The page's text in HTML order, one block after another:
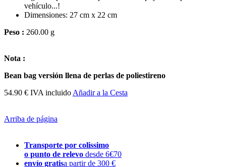
vehículo...!
Dimensiones: 27 cm x 22 cm
Peso : 260.00 g
Nota :
Bean bag versión llena de perlas de poliestireno
54.90 € IVA incluido Añadir a la Cesta
Arriba de página
Transporte por colissimo
o punto de relevo desde 6€70
envío gratisa partir de 300 €